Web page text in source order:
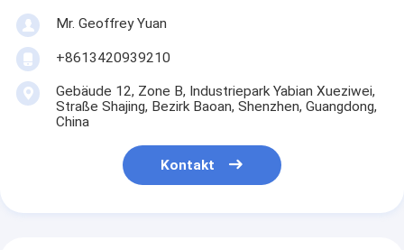
Mr. Geoffrey Yuan
+8613420939210
Gebäude 12, Zone B, Industriepark Yabian Xueziwei,
Straße Shajing, Bezirk Baoan, Shenzhen, Guangdong,
China
Kontakt